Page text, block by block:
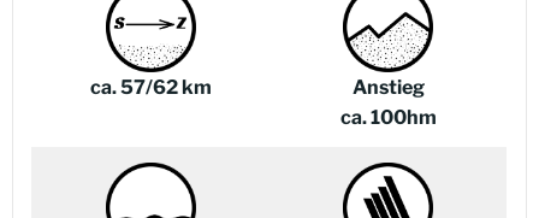
ca. 57/62km
Anstieg
ca. 100hm